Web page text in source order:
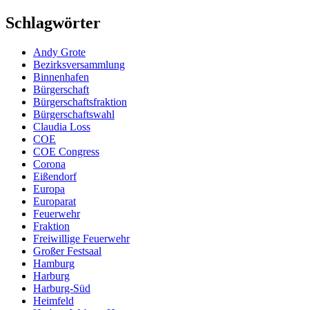
Schlagwörter
Andy Grote
Bezirksversammlung
Binnenhafen
Bürgerschaft
Bürgerschaftsfraktion
Bürgerschaftswahl
Claudia Loss
COE
COE Congress
Corona
Eißendorf
Europa
Europarat
Feuerwehr
Fraktion
Freiwillige Feuerwehr
Großer Festsaal
Hamburg
Harburg
Harburg-Süd
Heimfeld